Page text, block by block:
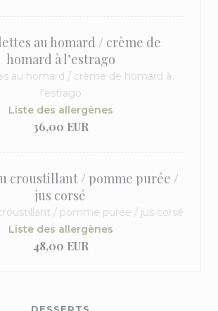
au homard / crème de
homard à l’estrago
au homard / crème de homard à
l’estrago
Liste des allergènes
36,00 EUR
croustillant / pomme purée /
jus corsé
/ pomme purée / jus corsé
Liste des allergènes
48,00 EUR